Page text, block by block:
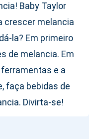
Baby Taylor
crescer melancia
la? Em primeiro
de melancia. Em
e a
faça bebidas de
Divirta-se!